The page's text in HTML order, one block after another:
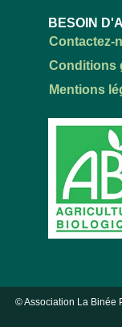
BESOIN
Contactez-
Conditions
Mentions
© Association La Binée